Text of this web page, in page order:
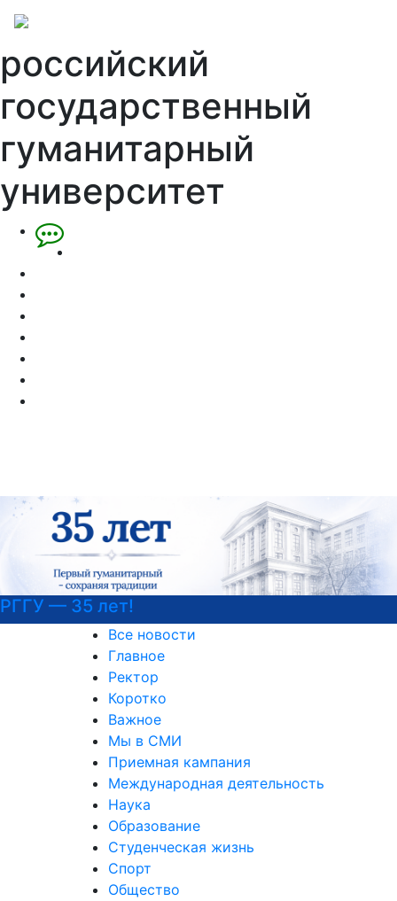
российский
государственный
гуманитарный
университет
РГГУ — 35 лет!
Все новости
Главное
Ректор
Коротко
Важное
Мы в СМИ
Приемная кампания
Международная деятельность
Наука
Образование
Студенческая жизнь
Спорт
Общество